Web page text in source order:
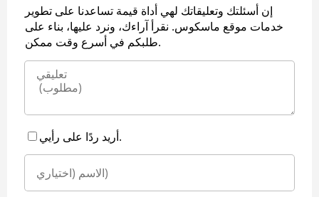
إن أسئلتك وتعليقاتك لهي أداة قيمة تساعدنا على تطوير
خدمات موقع ماسكوس. نقرأ آراءك، ونرد عليها، بناء على
طلبكم في أسرع وقت ممكن.
أريد ردًا على رأيي.